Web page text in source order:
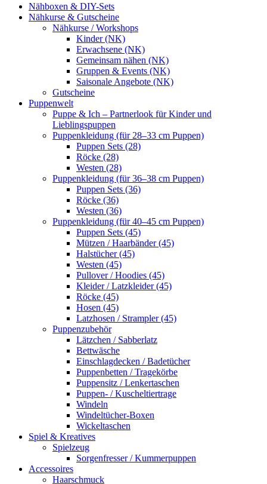
Nähboxen & DIY-Sets
Nähkurse & Gutscheine
Nähkurse / Workshops
Kinder (NK)
Erwachsene (NK)
Gemeinsam nähen (NK)
Gruppen & Events (NK)
Saisonale Angebote (NK)
Gutscheine
Puppenwelt
Puppe & Ich – Partnerlook für Kinder und
Lieblingspuppen
Puppenkleidung (für 28–33 cm Puppen)
Puppen Sets (28)
Röcke (28)
Westen (28)
Puppenkleidung (für 36–38 cm Puppen)
Puppen Sets (36)
Röcke (36)
Westen (36)
Puppenkleidung (für 40–45 cm Puppen)
Puppen Sets (45)
Mützen / Haarbänder (45)
Halstücher (45)
Westen (45)
Pullover / Hoodies (45)
Kleider / Latzkleider (45)
Röcke (45)
Hosen (45)
Latzhosen / Strampler (45)
Puppenzubehör
Lätzchen / Sabberlatz
Bettwäsche
Einschlagdecken / Badetücher
Puppenbetten / Tragekörbe
Puppensitz / Lenkertaschen
Puppen- / Kuscheltiertrage
Windeln
Windeltücher-Boxen
Wickeltaschen
Spiel & Kreatives
Spielzeug
Sorgenfresser / Kummerpuppen
Accessoires
Haarschmuck